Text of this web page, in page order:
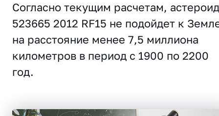
Согласно текущим расчетам, астероид
523665 2012 RF15 не подойдет к
на расстояние менее 7,5 миллиона
километров в период с 1900 по 2200
год.